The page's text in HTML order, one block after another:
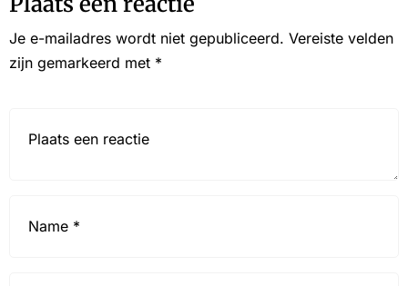
Je e-mailadres wordt niet gepubliceerd. Vereiste velden
zijn gemarkeerd met *